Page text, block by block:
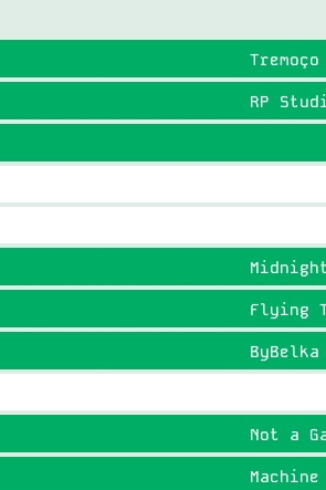
Tremoço
RP
Flying
Not a
Machine